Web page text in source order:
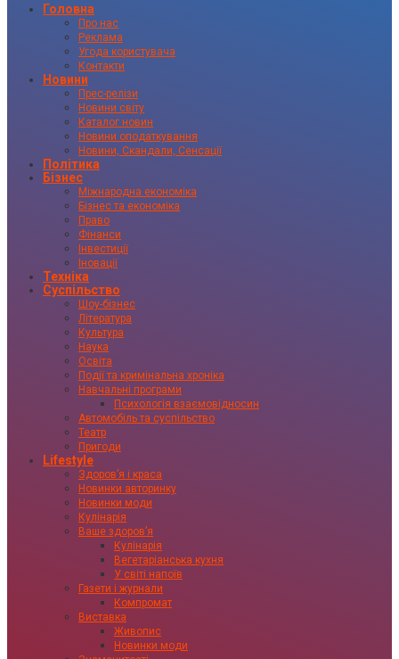
Головна
Про нас
Реклама
Угода користувача
Контакти
Новини
Прес-релізи
Новини світу
Каталог новин
Новини оподаткування
Новини, Скандали, Сенсації
Політика
Бізнес
Міжнародна економіка
Бізнес та економіка
Право
Фінанси
Інвестиції
Іновації
Техніка
Суспільство
Шоу-бізнес
Література
Культура
Наука
Освіта
Події та кримінальна хроніка
Навчальні програми
Психологія взаємовідносин
Автомобіль та суспільство
Театр
Пригоди
Lifestyle
Здоровʼя і краса
Новинки авторинку
Новинки моди
Кулінарія
Ваше здоровʼя
Кулінарія
Вегетаріанська кухня
У світі напоїв
Газети і журнали
Компромат
Виставка
Живопис
Новинки моди